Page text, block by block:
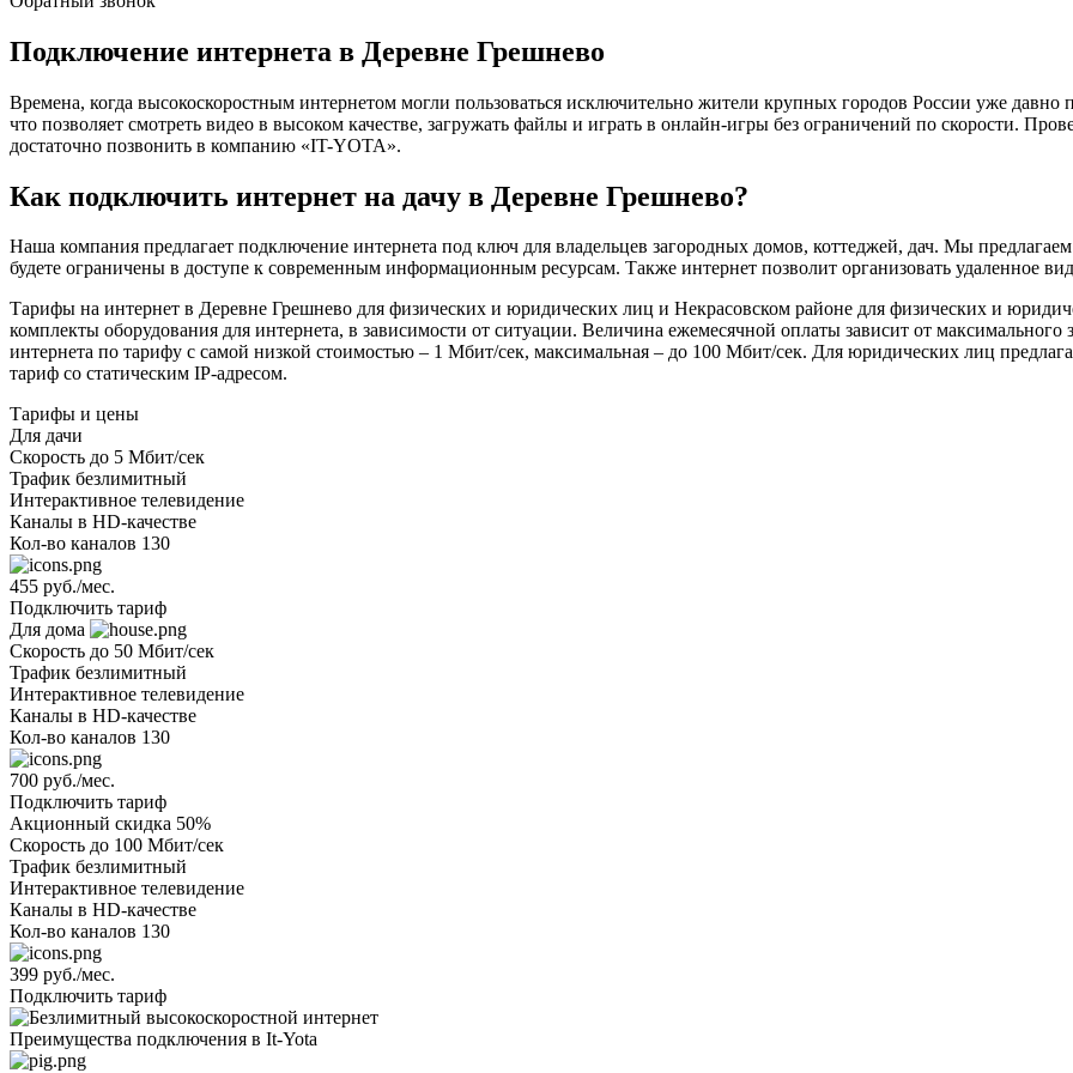
Подключение интернета в Деревне Грешнево
Времена, когда высокоскоростным интернетом могли пользоваться исключительно жители крупных городов России уже давно
что позволяет смотреть видео в высоком качестве, загружать файлы и играть в онлайн-игры без ограничений по скорости.
достаточно позвонить в компанию «IT-YOTA».
Как подключить интернет на дачу в Деревне Грешнево?
Наша компания предлагает подключение интернета под ключ для владельцев загородных домов, коттеджей, дач. Мы
будете ограничены в доступе к современным информационным ресурсам. Также интернет позволит организовать удаленное
Тарифы на интернет в Деревне Грешнево для физических и юридических лиц и Некрасовском районе для физических и
комплекты оборудования для интернета, в зависимости от ситуации. Величина ежемесячной оплаты зависит от
интернета по тарифу с самой низкой стоимостью – 1 Мбит/сек, максимальная – до 100 Мбит/сек. Для юридических лиц
тариф со статическим IP-адресом.
Тарифы и цены
Для дачи
Скорость до 5 Мбит/сек
Трафик безлимитный
Интерактивное телевидение
Каналы в HD-качестве
Кол-во каналов 130
455 руб./мес.
Подключить тариф
Для дома
Скорость до 50 Мбит/сек
Трафик безлимитный
Интерактивное телевидение
Каналы в HD-качестве
Кол-во каналов 130
700 руб./мес.
Подключить тариф
Акционный скидка 50%
Скорость до 100 Мбит/сек
Трафик безлимитный
Интерактивное телевидение
Каналы в HD-качестве
Кол-во каналов 130
399 руб./мес.
Подключить тариф
Преимущества подключения в It-Yota